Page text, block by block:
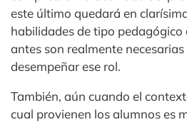
este último quedará en
habilidades de tipo
antes son realmente
desempeñar ese rol.
También, aún cuando el
cual provienen los alumnos es